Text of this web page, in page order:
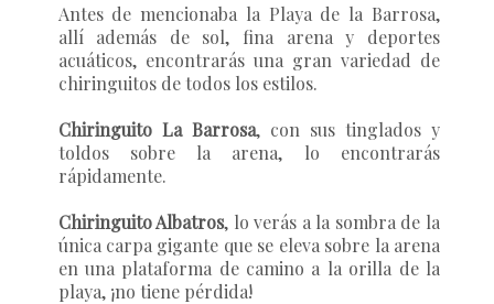
Antes de mencionaba la Playa de la Barrosa,
allí además de sol, fina arena y deportes
acuáticos, encontrarás una gran variedad de
chiringuitos de todos los estilos.
Chiringuito La Barrosa, con sus tinglados y
toldos sobre la arena, lo encontrarás
rápidamente.
Chiringuito Albatros, lo verás a la sombra de la
única carpa gigante que se eleva sobre la arena
en una plataforma de camino a la orilla de la
playa, ¡no tiene pérdida!